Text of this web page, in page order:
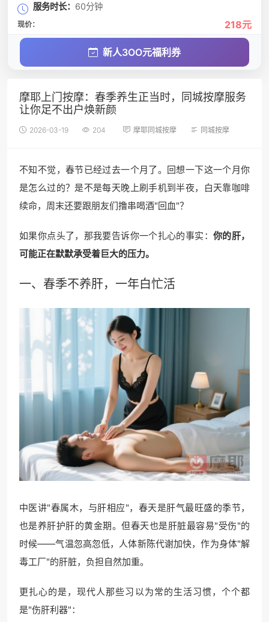
服务时长： 60分钟
现价： 218元
新人3OO元福利券
摩耶上门按摩：春季养生正当时，同城按摩服务
让你足不出户焕新颜
2026-03-19 204 摩耶同城按摩 同城按摩
不知不觉，春节已经过去一个月了。回想一下这一个月你
是怎么过的？是不是每天晚上刷手机到半夜，白天靠咖啡
续命，周末还要跟朋友们撸串喝酒"回血"？
如果你点头了，那我要告诉你一个扎心的事实： 你的肝，
可能正在默默承受着巨大的压力。
一、春季不养肝，一年白忙活
中医讲"春属木，与肝相应"，春天是肝气最旺盛的季节，
也是养肝护肝的黄金期。但春天也是肝脏最容易"受伤"的
时候——气温忽高忽低，人体新陈代谢加快，作为身体"解
毒工厂"的肝脏，负担自然加重。
更扎心的是，现代人那些习以为常的生活习惯，个个都
是"伤肝利器"：